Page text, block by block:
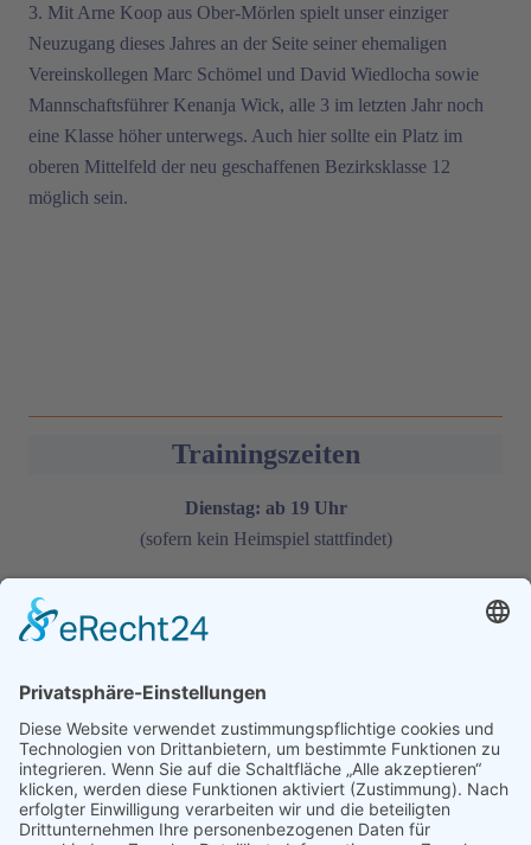
3. Mit Arne Koop aus Ober-Mörlen spielt unser einziger
Neuzugang dieses Jahres an der Seite seiner ehemaligen
Vereinskollegen Marc Schömel und David Wiedlocha sowie
Mannschaftsführer Kenanja Wick, alle 3 im letzten Jahr noch
eine Klasse höher unterwegs. Auch hier sollte ein Platz im
oberen Mittelfeld der neu geschaffenen Bezirksklasse 12
möglich sein.
Trainingszeiten
Dienstag: ab 19 Uhr
(sofern kein Heimspiel stattfindet)
(sofern kein Heimspiel stattfindet)